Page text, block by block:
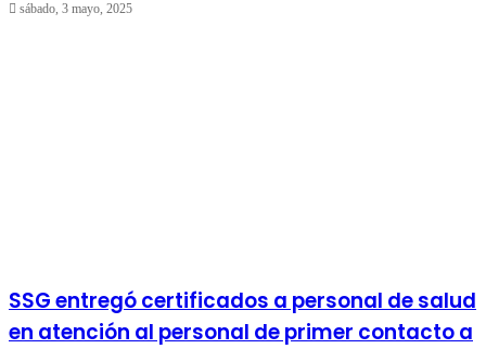
sábado, 3 mayo, 2025
SSG entregó certificados a personal de salud
en atención al personal de primer contacto a